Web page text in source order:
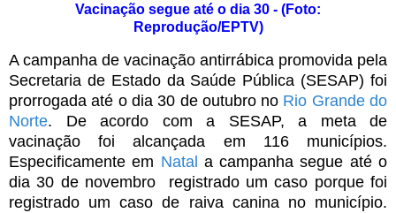
Vacinação segue até o dia 30 - (Foto:
Reprodução/EPTV)
A campanha de vacinação antirrábica promovida pela
Secretaria de Estado da Saúde Pública (SESAP) foi
prorrogada até o dia 30 de outubro no Rio Grande do
Norte. De acordo com a SESAP, a meta de
vacinação foi alcançada em 116 municípios.
Especificamente em Natal a campanha segue até o
dia 30 de novembro registrado um caso porque foi
registrado um caso de raiva canina no município.